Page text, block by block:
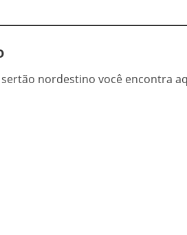
nordestino você encontra